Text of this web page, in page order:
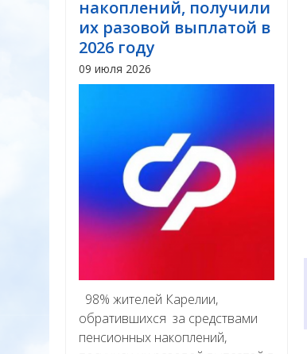
накоплений, получили
их разовой выплатой в
2026 году
09 июля 2026
98% жителей Карелии,
обратившихся за средствами
пенсионных накоплений,